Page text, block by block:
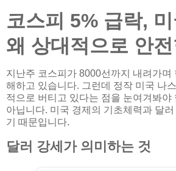
코스피 5% 급락,
왜 상대적으로 안
지난주 코스피가 8000선까지 내려가며
해하고 있습니다. 그런데 정작 미국 나
적으로 버티고 있다는 점을 눈여겨봐야
아닙니다. 미국 경제의 기초체력과 달
기 때문입니다.
달러 강세가 의미하는 것